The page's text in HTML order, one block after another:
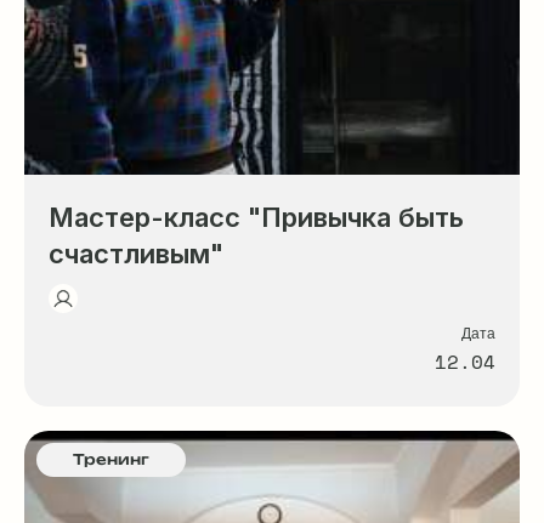
Мастер-класс "Привычка быть
счастливым"
Дата
12.04
Тренинг